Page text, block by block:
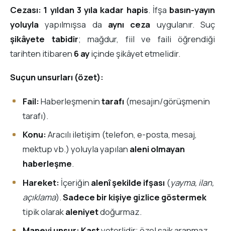
Cezası: 1 yıldan 3 yıla kadar hapis. İfşa basın-yayın
yoluyla yapılmışsa da aynı ceza uygulanır. Suç
şikâyete tabidir; mağdur, fiil ve faili öğrendiği
tarihten itibaren 6 ayiçinde şikâyet etmelidir.
Suçun unsurları (özet):
Fail:Haberleşmenintarafı(mesajın/görüşmenin
tarafı).
Konu:Aracılı iletişim (telefon, e-posta, mesaj,
mektup vb.) yoluyla yapılan aleni olmayan
haberleşme.
Hareket: İçeriğin alenî şekilde ifşası(yayma, ilan,
açıklama).Sadece bir kişiye gizlice göstermek
tipik olarakaleniyetdoğurmaz.